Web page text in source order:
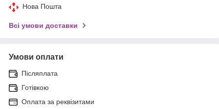
Нова Пошта
Всі умови доставки
Умови оплати
Післяплата
Готівкою
Оплата за реквізитами